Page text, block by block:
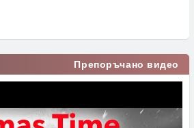
Препоръчано видео